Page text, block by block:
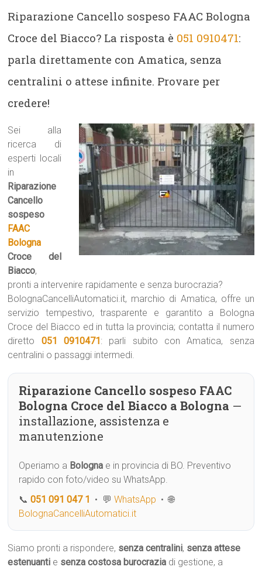
Riparazione Cancello sospeso FAAC Bologna
Croce del Biacco? La risposta è 051 0910471:
parla direttamente con Amatica, senza
centralini o attese infinite. Provare per
credere!
Sei alla
ricerca di
esperti locali
in
Riparazione
Cancello
sospeso
FAAC
Bologna
Croce del
Biacco,
pronti a intervenire rapidamente e senza burocrazia?
BolognaCancelliAutomatici.it, marchio di Amatica, offre un
servizio tempestivo, trasparente e garantito a Bologna
Croce del Biacco ed in tutta la provincia; contatta il numero
diretto 051 0910471: parli subito con Amatica, senza
centralini o passaggi intermedi.
Riparazione Cancello sospeso FAAC
Bologna Croce del Biacco a Bologna —
installazione, assistenza e
manutenzione
Operiamo a Bologna e in provincia di BO. Preventivo
rapido con foto/video su WhatsApp.
📞051 091 047 1 • 💬WhatsApp • 🌐
BolognaCancelliAutomatici.it
Siamo pronti a rispondere, senza centralini, senza attese
estenuanti e senza costosa burocrazia di gestione, a